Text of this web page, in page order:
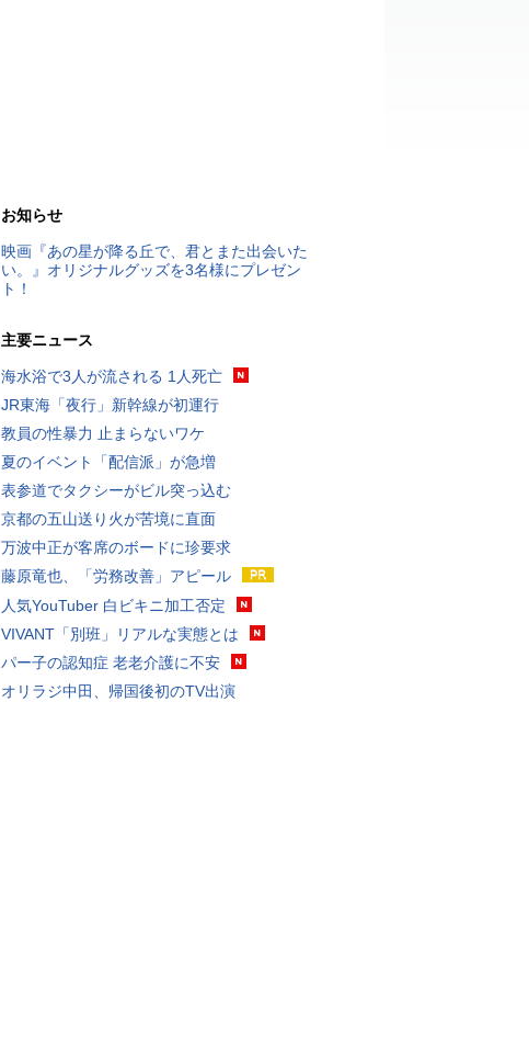
お知らせ
映画『あの星が降る丘で、君とまた出会いた
い。』オリジナルグッズを3名様にプレゼン
ト！
主要ニュース
海水浴で3人が流される 1人死亡
JR東海「夜行」新幹線が初運行
教員の性暴力 止まらないワケ
夏のイベント「配信派」が急増
表参道でタクシーがビル突っ込む
京都の五山送り火が苦境に直面
万波中正が客席のボードに珍要求
藤原竜也、「労務改善」アピール
人気YouTuber 白ビキニ加工否定
VIVANT「別班」リアルな実態とは
パー子の認知症 老老介護に不安
オリラジ中田、帰国後初のTV出演